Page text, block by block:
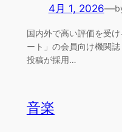
4月 1, 2026—
国内外で高い評価を受
ート」の会員向け機関
投稿が採用…
音楽